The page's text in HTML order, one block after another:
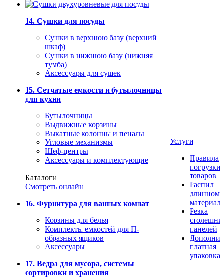
14. Сушки для посуды
Сушки в верхнюю базу (верхний
шкаф)
Сушки в нижнюю базу (нижняя
тумба)
Аксессуары для сушек
15. Сетчатые емкости и бутылочницы
для кухни
Бутылочницы
Выдвижные корзины
Выкатные колонны и пеналы
Угловые механизмы
Шеф-центры
Аксессуары и комплектующие
Каталоги
Смотреть онлайн
16. Фурнитура для ванных комнат
Корзины для белья
Комплекты емкостей для П-
образных ящиков
Аксессуары
17. Ведра для мусора, системы
сортировки и хранения
Услуги
Правила
погрузки
товаров
Распил
Резка
панелей
платная
упаковка